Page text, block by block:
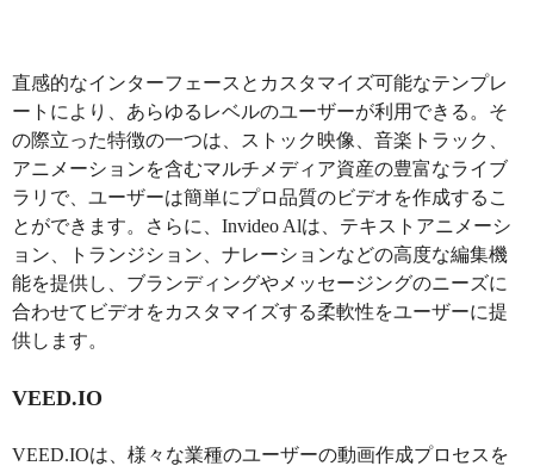
直感的なインターフェースとカスタマイズ可能なテンプレ
ートにより、あらゆるレベルのユーザーが利用できる。そ
の際立った特徴の一つは、ストック映像、音楽トラック、
アニメーションを含むマルチメディア資産の豊富なライブ
ラリで、ユーザーは簡単にプロ品質のビデオを作成するこ
とができます。さらに、Invideo Alは、テキストアニメーシ
ョン、トランジション、ナレーションなどの高度な編集機
能を提供し、ブランディングやメッセージングのニーズに
合わせてビデオをカスタマイズする柔軟性をユーザーに提
供します。
VEED.IO
VEED.IOは、様々な業種のユーザーの動画作成プロセスを